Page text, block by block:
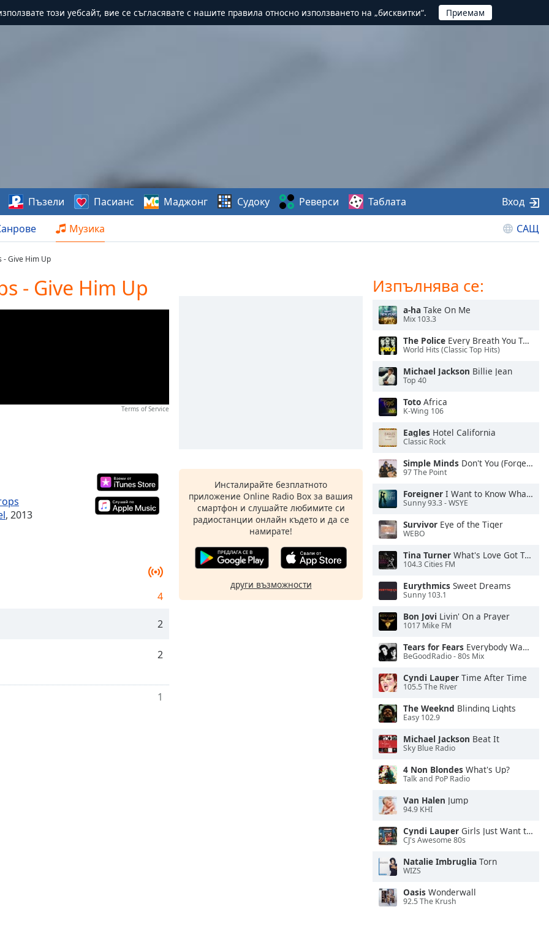
този уебсайт, вие се съгласявате с нашите правила относно използването на „бисквитки“.
Музика САЩ
Пъзели Пасианс Маджонг Судоку Реверси Таблата Вход
- Give Him Up
- Give Him Up
Terms of Service
, 2013
4
2
2
1
Инсталирайте безплатното
приложение Online Radio Box за вашия
смартфон и слушайте любимите си
радиостанции онлайн където и да се
намирате!
други възможности
Изпълнява се:
a-ha Take On Me
Mix 103.3
The Police Every Breath You Take
World Hits (Classic Top Hits)
Michael Jackson Billie Jean
Top 40
Toto Africa
K-Wing 106
Eagles Hotel California
Classic Rock
Simple Minds Don't You (Forget About Me)
97 The Point
Foreigner I Want to Know What Love Is
Sunny 93.3 - WSYE
Survivor Eye of the Tiger
WEBO
Tina Turner What's Love Got To Do With It
104.3 Cities FM
Eurythmics Sweet Dreams
Sunny 103.1
Bon Jovi Livin' On a Prayer
1017 Mike FM
Tears for Fears Everybody Wants To Rule the World
BeGoodRadio - 80s Mix
Cyndi Lauper Time After Time
105.5 The River
The Weeknd Blinding Lights
Easy 102.9
Michael Jackson Beat It
Sky Blue Radio
4 Non Blondes What's Up?
Talk and PoP Radio
Van Halen Jump
94.9 KHI
Cyndi Lauper Girls Just Want to Have Fun
CJ's Awesome 80s
Natalie Imbruglia Torn
WIZS
Oasis Wonderwall
92.5 The Krush